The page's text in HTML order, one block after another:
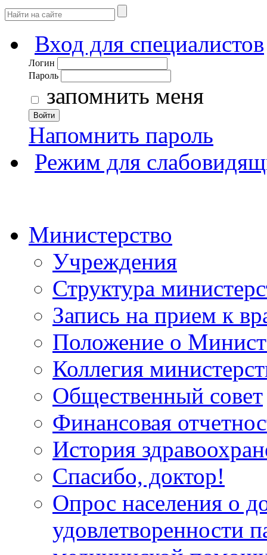
Вход для специалистов
Логин
Пароль
запомнить меня
Войти
Напомнить пароль
Режим для
Министерство
Учреждения
Структура
Запись на прием к
Положение о
Коллегия
Общественный совет
Финансовая
История
Спасибо, доктор!
Опрос населения о
удовлетворенности